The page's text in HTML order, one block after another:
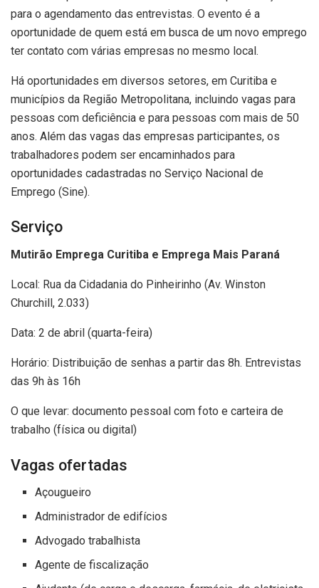
para o agendamento das entrevistas. O evento é a
oportunidade de quem está em busca de um novo emprego
ter contato com várias empresas no mesmo local.
Há oportunidades em diversos setores, em Curitiba e
municípios da Região Metropolitana, incluindo vagas para
pessoas com deficiência e para pessoas com mais de 50
anos. Além das vagas das empresas participantes, os
trabalhadores podem ser encaminhados para
oportunidades cadastradas no Serviço Nacional de
Emprego (Sine).
Serviço
Mutirão Emprega Curitiba e Emprega Mais Paraná
Local: Rua da Cidadania do Pinheirinho (Av. Winston
Churchill, 2.033)
Data: 2 de abril (quarta-feira)
Horário: Distribuição de senhas a partir das 8h. Entrevistas
das 9h às 16h
O que levar: documento pessoal com foto e carteira de
trabalho (física ou digital)
Vagas ofertadas
Açougueiro
Administrador de edifícios
Advogado trabalhista
Agente de fiscalização